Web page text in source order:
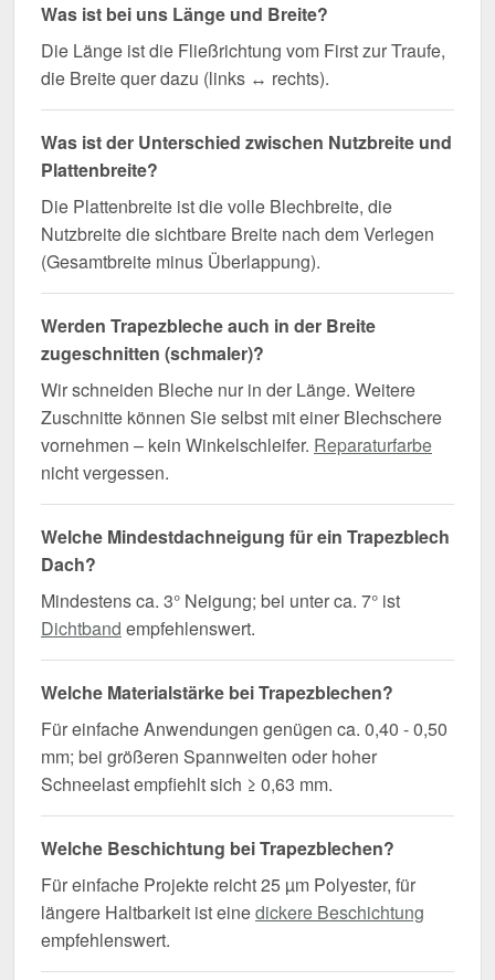
Was ist bei uns Länge und Breite?
Die Länge ist die Fließrichtung vom First zur Traufe,
die Breite quer dazu (links ↔ rechts).
Was ist der Unterschied zwischen Nutzbreite und
Plattenbreite?
Die Plattenbreite ist die volle Blechbreite, die
Nutzbreite die sichtbare Breite nach dem Verlegen
(Gesamtbreite minus Überlappung).
Werden Trapezbleche auch in der Breite
zugeschnitten (schmaler)?
Wir schneiden Bleche nur in der Länge. Weitere
Zuschnitte können Sie selbst mit einer Blechschere
vornehmen – kein Winkelschleifer. Reparaturfarbe
nicht vergessen.
Welche Mindestdachneigung für ein Trapezblech
Dach?
Mindestens ca. 3° Neigung; bei unter ca. 7° ist
Dichtband empfehlenswert.
Welche Materialstärke bei Trapezblechen?
Für einfache Anwendungen genügen ca. 0,40 - 0,50
mm; bei größeren Spannweiten oder hoher
Schneelast empfiehlt sich ≥ 0,63 mm.
Welche Beschichtung bei Trapezblechen?
Für einfache Projekte reicht 25 µm Polyester, für
längere Haltbarkeit ist einedickere Beschichtung
empfehlenswert.